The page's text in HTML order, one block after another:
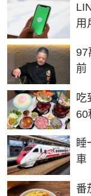
用
97
前
吃
60
睡
車
番